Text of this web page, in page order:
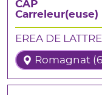
CAP
Carreleur(euse)
EREA DE
Romagnat